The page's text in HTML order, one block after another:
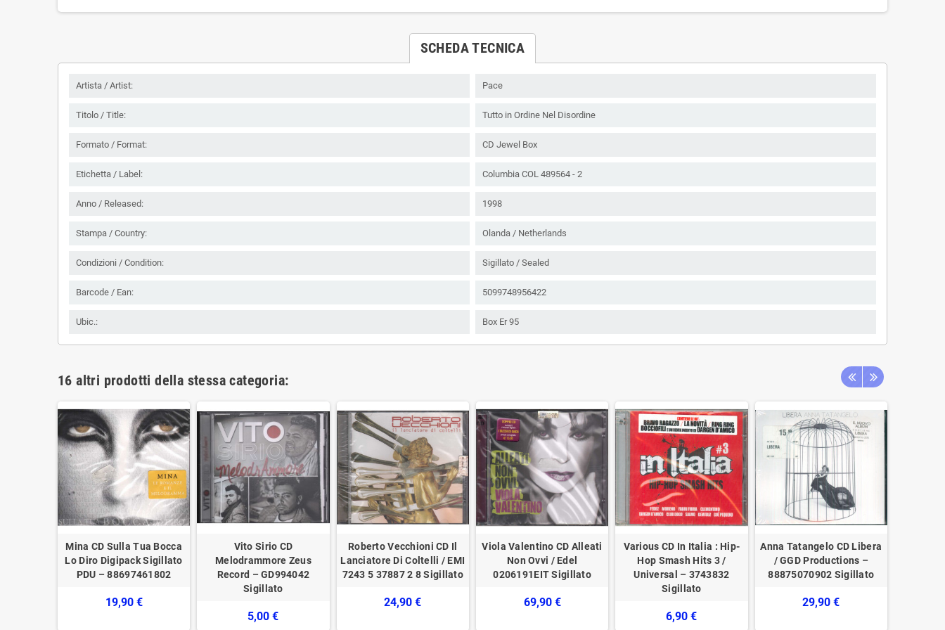
SCHEDA TECNICA
Artista / Artist: Pace
Titolo / Title: Tutto in Ordine Nel Disordine
Formato / Format: CD Jewel Box
Etichetta / Label: Columbia COL 489564 - 2
Anno / Released: 1998
Stampa / Country: Olanda / Netherlands
Condizioni / Condition: Sigillato / Sealed
Barcode / Ean: 5099748956422
Ubic.: Box Er 95
16 altri prodotti della stessa categoria:
Mina CD Sulla Tua Bocca
Lo Diro Digipack Sigillato
PDU – 88697461802
19,90 €
Vito Sirio CD
Melodrammore Zeus
Record – GD994042
Sigillato
5,00 €
Roberto Vecchioni CD Il
Lanciatore Di Coltelli / EMI
7243 5 37887 2 8 Sigillato
24,90 €
Viola Valentino CD Alleati
Non Ovvi / Edel
‎0206191EIT Sigillato
69,90 €
Various CD In Italia : Hip-
Hop Smash Hits 3 /
Universal – 3743832
Sigillato
6,90 €
Anna Tatangelo CD Libera
/ GGD Productions –
88875070902 Sigillato
29,90 €